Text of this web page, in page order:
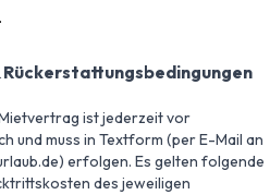
ist jederzeit vor
und muss in Textform (per E-Mail an
erfolgen. Es gelten folgende
des jeweiligen